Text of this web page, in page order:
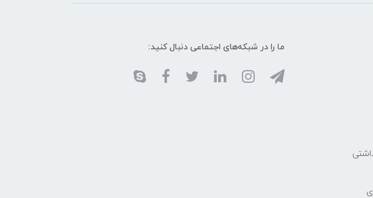
ما را در شبکه‌های اجتماعی دنبال کنید: